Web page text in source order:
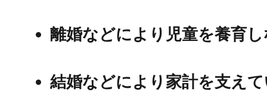
離婚などにより児童を養育
結婚などにより家計を支え